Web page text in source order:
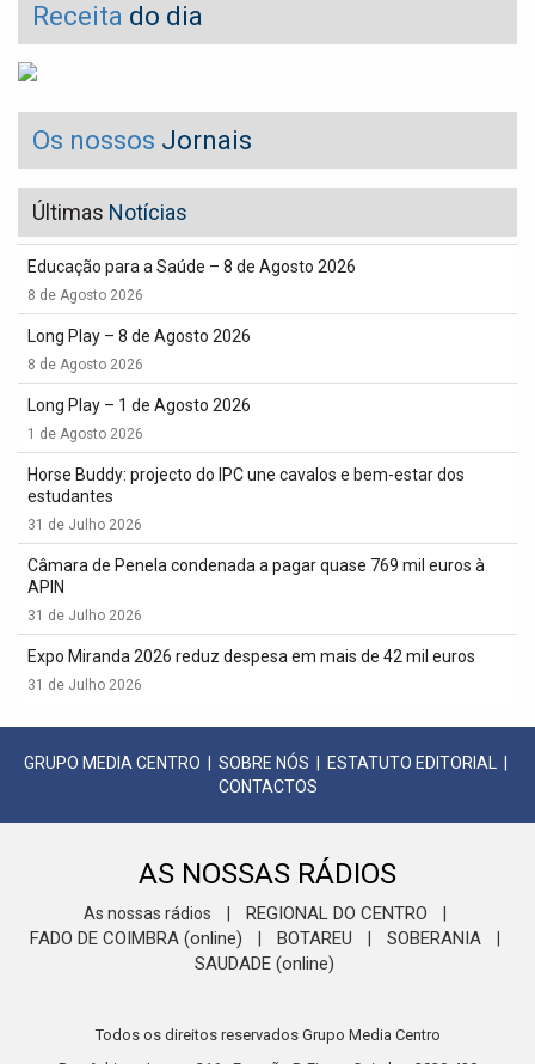
Receita do dia
Os nossos Jornais
Últimas Notícias
Educação para a Saúde – 8 de Agosto 2026
8 de Agosto 2026
Long Play – 8 de Agosto 2026
8 de Agosto 2026
Long Play – 1 de Agosto 2026
1 de Agosto 2026
Horse Buddy: projecto do IPC une cavalos e bem-estar dos
estudantes
31 de Julho 2026
Câmara de Penela condenada a pagar quase 769 mil euros à
APIN
31 de Julho 2026
Expo Miranda 2026 reduz despesa em mais de 42 mil euros
31 de Julho 2026
GRUPO MEDIA CENTRO SOBRE NÓS ESTATUTO EDITORIAL
CONTACTOS
AS NOSSAS RÁDIOS
As nossas rádios REGIONAL DO CENTRO
FADO DE COIMBRA (online) BOTAREU SOBERANIA
SAUDADE (online)
Todos os direitos reservados Grupo Media Centro